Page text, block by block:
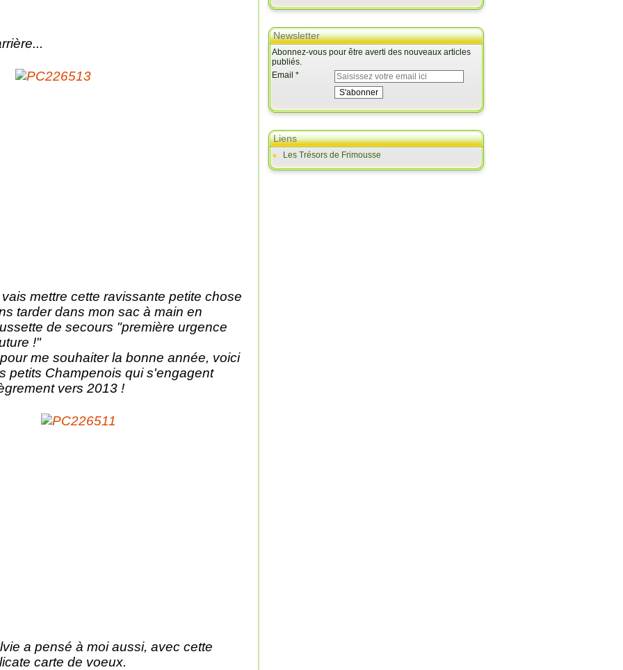
mettre cette ravissante petite chose
tarder dans mon sac à main en
de secours "première urgence
!"
me souhaiter la bonne année, voici
petits Champenois qui s'engagent
vers 2013 !
a pensé à moi aussi, avec cette
carte de voeux.
Newsletter
Abonnez-vous pour être averti des nouveaux articles
publiés.
Email
Liens
Les Trésors de Frimousse